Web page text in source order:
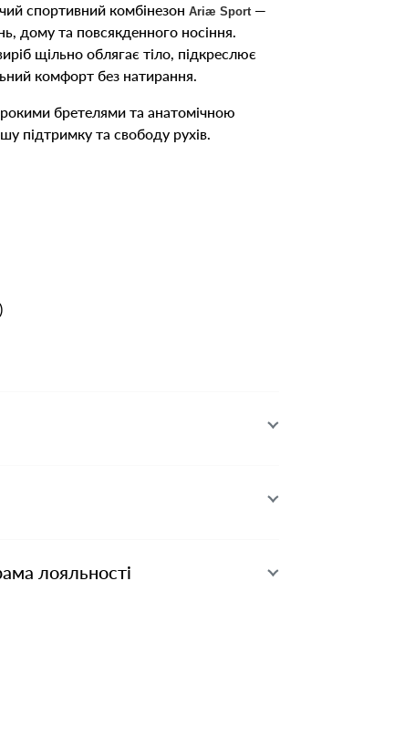
спортивний комбінезон Ariæ Sport —
дому та повсякденного носіння.
щільно облягає тіло, підкреслює
комфорт без натирання.
бретелями та анатомічною
підтримку та свободу рухів.
лояльності